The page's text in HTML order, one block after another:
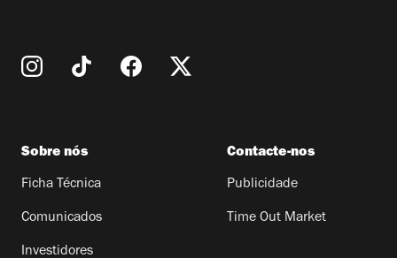
Sobre nós
Ficha Técnica
Comunicados
Investidores
Contacte-nos
Publicidade
Time Out Market